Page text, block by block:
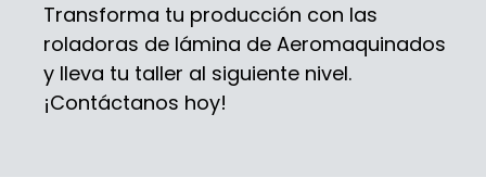
Transforma tu producción con las
roladoras de lámina de Aeromaquinados
y lleva tu taller al siguiente nivel.
¡Contáctanos hoy!